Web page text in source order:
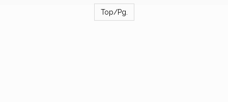
Top/Pg.